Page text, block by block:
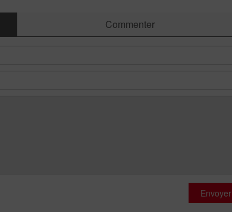
Commenter
Envoyer